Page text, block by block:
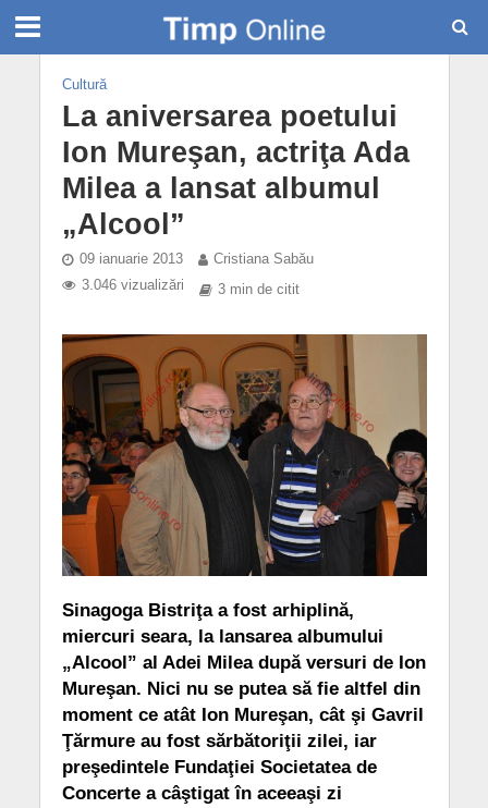
Cultură
La aniversarea poetului
Ion Mureşan, actriţa Ada
Milea a lansat albumul
„Alcool”
09 ianuarie 2013
Cristiana Sabău
3.046 vizualizări
3 min de citit
Sinagoga Bistriţa a fost arhiplină,
miercuri seara, la lansarea albumului
„Alcool” al Adei Milea după versuri de Ion
Mureşan. Nici nu se putea să fie altfel din
moment ce atât Ion Mureşan, cât şi Gavril
Ţărmure au fost sărbătoriţii zilei, iar
preşedintele Fundaţiei Societatea de
Concerte a câştigat în aceeaşi zi